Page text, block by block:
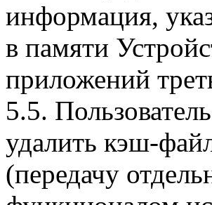
информация,
в памяти
приложений
5.5.
удалить кэш-
(передачу